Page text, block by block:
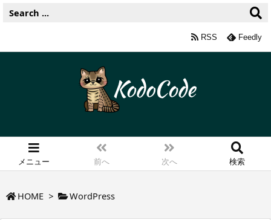
メニュー 前へ 次へ 検索
RSS Feedly
HOME > WordPress